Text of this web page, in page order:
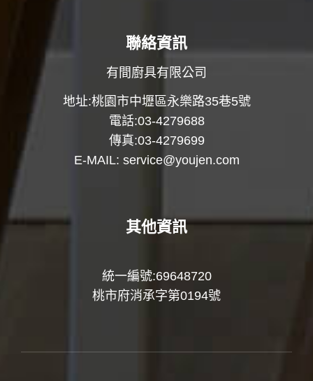
聯絡資訊
有間廚具有限公司
地址:桃園市中壢區永樂路35巷5號
電話:03-4279688
傳真:03-4279699
E-MAIL: service@youjen.com
其他資訊
統一編號:69648720
桃市府消承字第0194號